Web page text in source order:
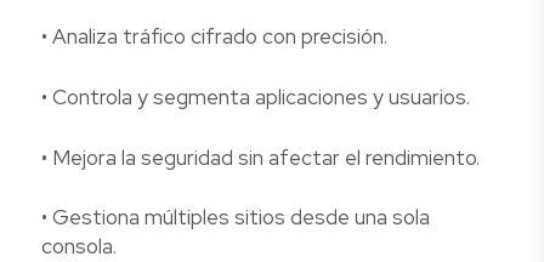
• Analiza tráfico cifrado con precisión.
• Controla y segmenta aplicaciones y usuarios.
• Mejora la seguridad sin afectar el rendimiento.
• Gestiona múltiples sitios desde una sola
consola.